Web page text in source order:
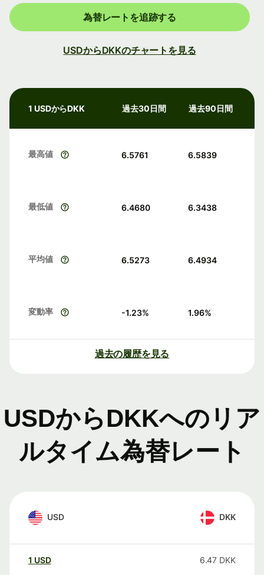
為替レートを追跡する
USDからDKKのチャートを見る
1 USDからDKK 過去30日間 過去90日間
最高値 6.5761 6.5839
最低値 6.4680 6.3438
平均値 6.5273 6.4934
変動率 -1.23% 1.96%
過去の履歴を見る
USDからDKKへのリア
ルタイム為替レート
USD DKK
1 USD 6.47 DKK